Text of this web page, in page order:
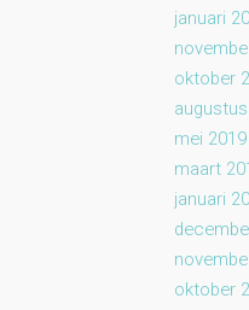
januari
oktober
mei 2019
maart
januari
oktober